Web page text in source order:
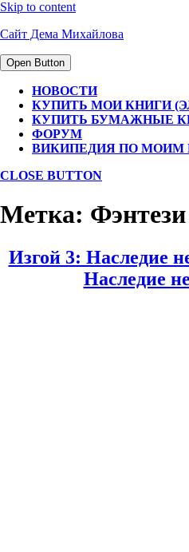
Skip to content
Сайт Дема Михайлова
Open Button
НОВОСТИ
КУПИТЬ МОИ КНИГИ
КУПИТЬ БУМАЖНЫЕ
ФОРУМ
ВИКИПЕДИЯ ПО МОИМ
CLOSE BUTTON
Метка: Фэнтези
Изгой 3: Наследие
Наследие